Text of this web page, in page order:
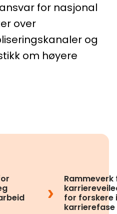
for nasjonal
over
og
om høyere
Rammeverk
for forskere
karrierefase